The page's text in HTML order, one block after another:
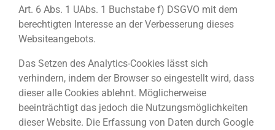
Art. 6 Abs. 1 UAbs. 1 Buchstabe f) DSGVO mit dem
berechtigten Interesse an der Verbesserung dieses
Websiteangebots.
Das Setzen des Analytics-Cookies lässt sich
verhindern, indem der Browser so eingestellt wird, dass
dieser alle Cookies ablehnt. Möglicherweise
beeinträchtigt das jedoch die Nutzungsmöglichkeiten
dieser Website. Die Erfassung von Daten durch Google